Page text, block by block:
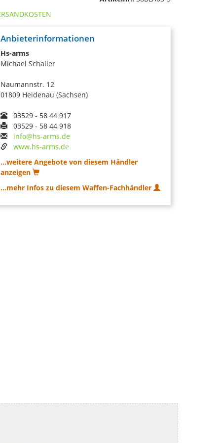
Anbieterinformationen
Hs-arms
Michael Schaller
Naumannstr. 12
01809 Heidenau (Sachsen)
03529 - 58 44 917
03529 - 58 44 918
info@hs-arms.de
www.hs-arms.de
...weitere Angebote von diesem Händler
anzeigen
...mehr Infos zu diesem Waffen-Fachhändler